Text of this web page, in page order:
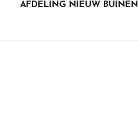
AFDELING NIEUW BUINEN